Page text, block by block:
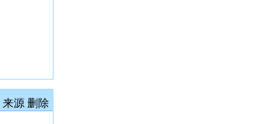
来源 删除